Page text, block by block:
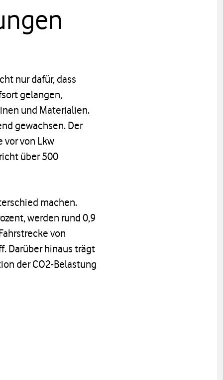
nur dafür, dass
gelangen,
und Materialien.
gewachsen. Der
vor von Lkw
über 500
machen.
werden rund 0,9
von
Darüber hinaus trägt
der CO2-Belastung